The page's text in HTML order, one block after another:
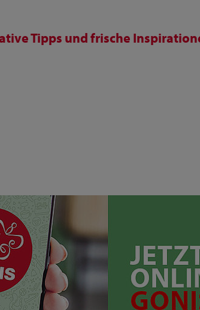
Tipps und frische